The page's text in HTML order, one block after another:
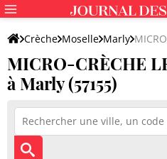
Crèche Moselle Marly
MICRO-CRÈCHE
à Marly (57155)